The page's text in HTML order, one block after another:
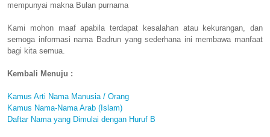
mempunyai makna Bulan purnama
Kami mohon maaf apabila terdapat kesalahan atau kekurangan, dan
semoga informasi nama Badrun yang sederhana ini membawa manfaat
bagi kita semua.
Kembali Menuju :
Kamus Arti Nama Manusia / Orang
Kamus Nama-Nama Arab (Islam)
Daftar Nama yang Dimulai dengan Huruf B